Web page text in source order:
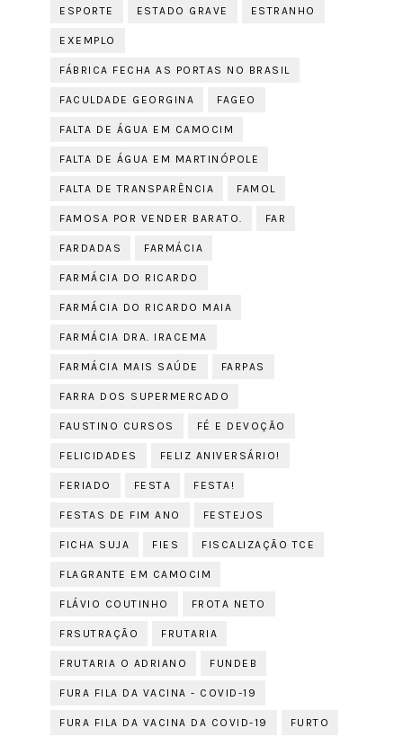
ESPORTE ESTADO GRAVE ESTRANHO
EXEMPLO
FÁBRICA FECHA AS PORTAS NO BRASIL
FACULDADE GEORGINA FAGEO
FALTA DE ÁGUA EM CAMOCIM
FALTA DE ÁGUA EM MARTINÓPOLE
FALTA DE TRANSPARÊNCIA FAMOL
FAMOSA POR VENDER BARATO. FAR
FARDADAS FARMÁCIA
FARMÁCIA DO RICARDO
FARMÁCIA DO RICARDO MAIA
FARMÁCIA DRA. IRACEMA
FARMÁCIA MAIS SAÚDE FARPAS
FARRA DOS SUPERMERCADO
FAUSTINO CURSOS FÉ E DEVOÇÃO
FELICIDADES FELIZ ANIVERSÁRIO!
FERIADO FESTA FESTA!
FESTAS DE FIM ANO FESTEJOS
FICHA SUJA FIES FISCALIZAÇÃO TCE
FLAGRANTE EM CAMOCIM
FLÁVIO COUTINHO FROTA NETO
FRSUTRAÇÃO FRUTARIA
FRUTARIA O ADRIANO FUNDEB
FURA FILA DA VACINA - COVID-19
FURA FILA DA VACINA DA COVID-19 FURTO